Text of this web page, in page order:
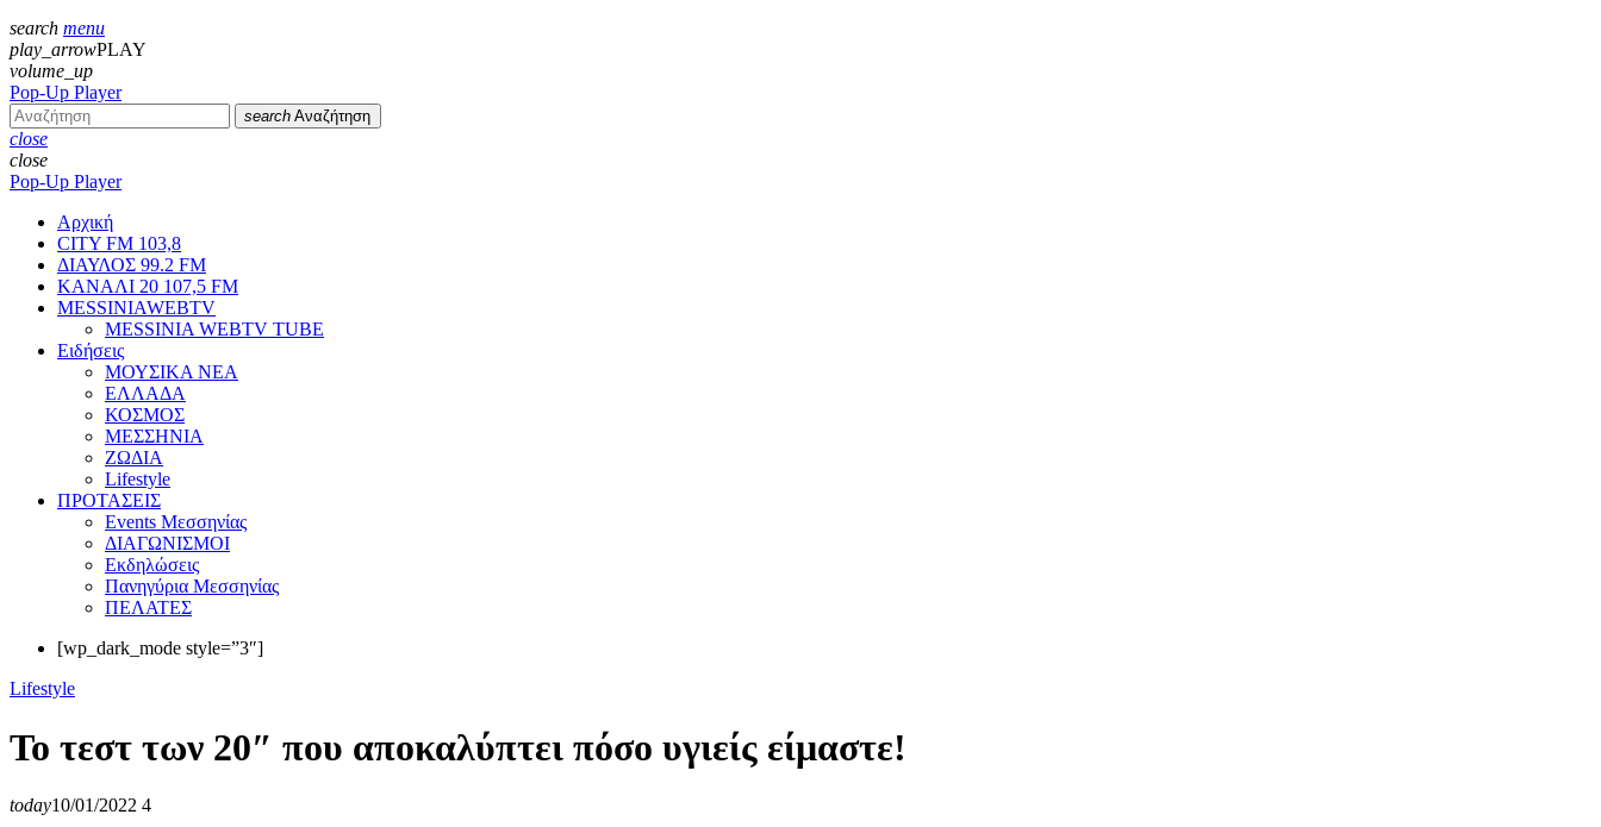
search menu
play_arrowPLAY
volume_up
Pop-Up Player
search Αναζήτηση
close
close
Pop-Up Player
Αρχική
CITY FM 103,8
ΔΙΑΥΛΟΣ 99.2 FM
ΚΑΝΑΛΙ 20 107,5 FM
MESSINIAWEBTV
MESSINIA WEBTV TUBE
Eιδήσεις
ΜΟΥΣΙΚΑ ΝΕΑ
ΕΛΛΑΔΑ
ΚΟΣΜΟΣ
ΜΕΣΣΗΝΙΑ
ΖΩΔΙΑ
Lifestyle
ΠΡΟΤΑΣΕΙΣ
Events Μεσσηνίας
ΔΙΑΓΩΝΙΣΜΟΙ
Εκδηλώσεις
Πανηγύρια Μεσσηνίας
ΠΕΛΑΤΕΣ
[wp_dark_mode style=”3″]
Lifestyle
Το τεστ των 20″ που αποκαλύπτει πόσο υγιείς είμαστε!
today10/01/2022 4